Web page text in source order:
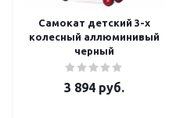
Самокат детский 3-х
колесный аллюминивый
черный
3 894 руб.